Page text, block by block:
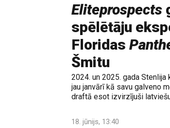
Eliteprospects
spēlētāju
Floridas
Šmitu
2024. un 2025. gada
jau janvārī kā savu galveno
draftā esot izvirzījuši
18. jūnijs, 13:40